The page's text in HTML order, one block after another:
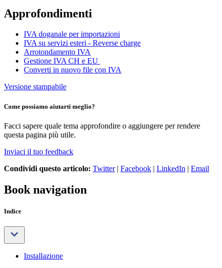
Approfondimenti
IVA doganale per importazioni
IVA su servizi esteri - Reverse charge
Arrotondamento IVA
Gestione IVA CH e EU
Converti in nuovo file con IVA
Versione stampabile
Come possiamo aiutarti meglio?
Facci sapere quale tema approfondire o aggiungere per rendere
questa pagina più utile.
Inviaci il tuo feedback
Condividi questo articolo: Twitter| Facebook | LinkedIn | Email
Book navigation
Indice
Installazione